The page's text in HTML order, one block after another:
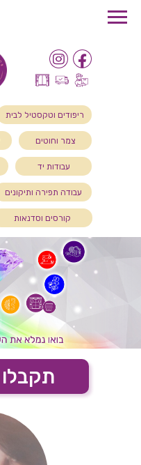
ריפודים וטקסטיל לבית
צמר וחוטים
קורסים וסדנאות
עבודה תפירה ותיקונים
עבודות יד
תקבלו